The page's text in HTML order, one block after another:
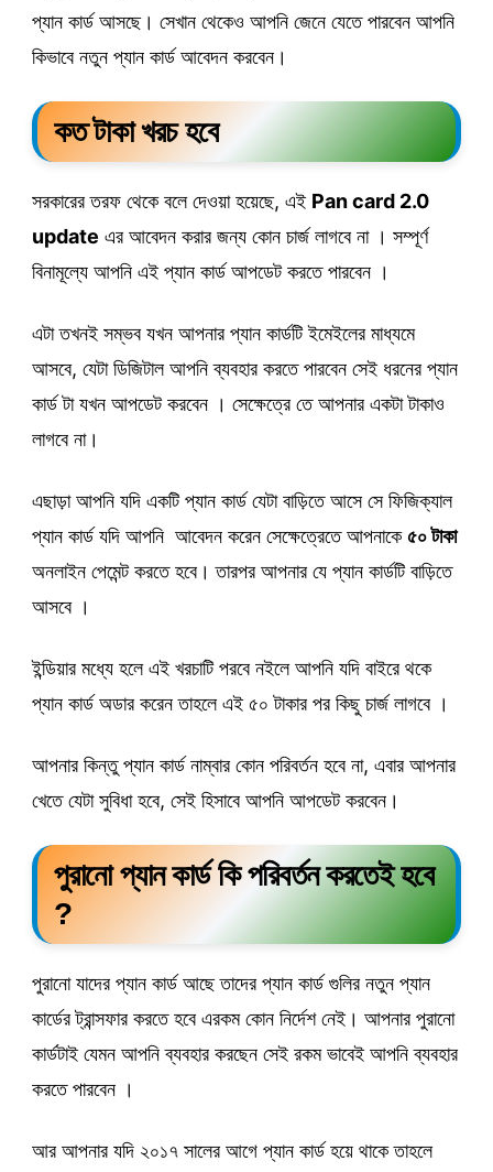
প্যান কার্ড আসছে। সেখান থেকেও আপনি জেনে যেতে পারবেন আপনি
কিভাবে নতুন প্যান কার্ড আবেদন করবেন।
কত টাকা খরচ হবে
সরকারের তরফ থেকে বলে দেওয়া হয়েছে, এই Pan card 2.0
update এর আবেদন করার জন্য কোন চার্জ লাগবে না । সম্পূর্ণ
বিনামূল্যে আপনি এই প্যান কার্ড আপডেট করতে পারবেন ।
এটা তখনই সম্ভব যখন আপনার প্যান কার্ডটি ইমেইলের মাধ্যমে
আসবে, যেটা ডিজিটাল আপনি ব্যবহার করতে পারবেন সেই ধরনের প্যান
কার্ড টা যখন আপডেট করবেন । সেক্ষেত্রে তে আপনার একটা টাকাও
লাগবে না।
এছাড়া আপনি যদি একটি প্যান কার্ড যেটা বাড়িতে আসে সে ফিজিক্যাল
প্যান কার্ড যদি আপনি আবেদন করেন সেক্ষেত্রেতে আপনাকে৫০ টাকা
অনলাইন পেমেন্ট করতে হবে। তারপর আপনার যে প্যান কার্ডটি বাড়িতে
আসবে ।
ইন্ডিয়ার মধ্যে হলে এই খরচাটি পরবে নইলে আপনি যদি বাইরে থকে
প্যান কার্ড অডার করেন তাহলে এই ৫০ টাকার পর কিছু চার্জ লাগবে ।
আপনার কিন্তু প্যান কার্ড নাম্বার কোন পরিবর্তন হবে না, এবার আপনার
খেতে যেটা সুবিধা হবে, সেই হিসাবে আপনি আপডেট করবেন।
পুরানো প্যান কার্ড কি পরিবর্তন করতেই হবে
?
পুরানো যাদের প্যান কার্ড আছে তাদের প্যান কার্ড গুলির নতুন প্যান
কার্ডের ট্রান্সফার করতে হবে এরকম কোন নির্দেশ নেই। আপনার পুরানো
কার্ডটাই যেমন আপনি ব্যবহার করছেন সেই রকম ভাবেই আপনি ব্যবহার
করতে পারবেন ।
আর আপনার যদি ২০১৭ সালের আগে প্যান কার্ড হয়ে থাকে তাহলে